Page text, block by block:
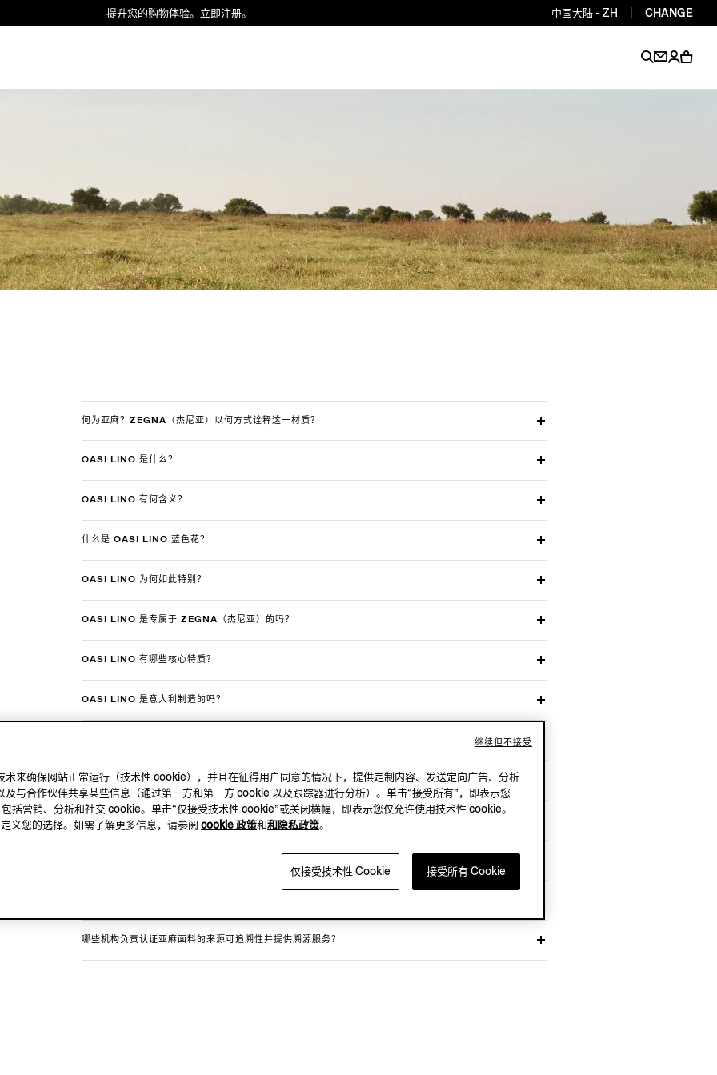
Luxembourg EN
EN
Slovenia EN
Spain ES EN
Sweden EN
Switzerland DE FR IT EN
提升您的购物体验。 立即注册。 中国大陆 - ZH CHANGE
何为亚麻？ZEGNA（杰尼亚）以何方式诠释这一材质？
OASI LINO 是什么？
OASI LINO 有何含义？
什么是 OASI LINO 蓝色花？
OASI LINO 为何如此特别？
OASI LINO 是专属于 ZEGNA（杰尼亚）的吗？
OASI LINO 有哪些核心特质？
OASI LINO 是意大利制造的吗？
OASI LINO 的纤维源自哪里？由谁制作 OASI LINO 成衣？
ZEGNA（杰尼亚）为何宣称 OASI LINO 纤维实现 100% 可追溯认证？
可追溯认证的对象是 OASI LINO 纤维还是 OASI LINO 服饰？
哪些机构负责认证亚麻面料的来源可追溯性并提供溯源服务？
来确保网站正常运行（技术性 cookie），并且在征得用户同意的情况下，提供定制内容、发送定向广告、分析
与合作伙伴共享某些信息（通过第一方和第三方 cookie 以及跟踪器进行分析）。单击“接受所有”，即表示您
括营销、分析和社交 cookie。单击“仅接受技术性 cookie”或关闭横幅，即表示您仅允许使用技术性 cookie。
义您的选择。如需了解更多信息，请参阅 cookie 政策和和隐私政策。
仅接受技术性 Cookie 接受所有 Cookie
继续但不接受